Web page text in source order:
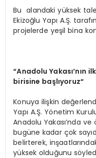
Bu alandaki yüksek
Ekizoğlu Yapı A.Ş.
projelerde yeşil bina
“Anadolu Yakası’nın
birisine başlıyoruz“
Konuya ilişkin
Yapı A.Ş. Yönetim
Anadolu Yakası’nda
bugüne kadar çok
belirterek,
yüksek olduğunu